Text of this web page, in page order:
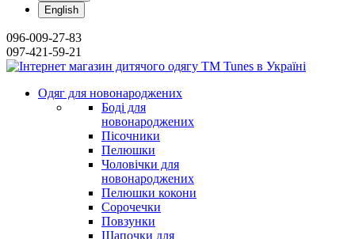
English
096-009-27-83
097-421-59-21
Одяг для новонароджених
Боді для
новонароджених
Пісочники
Пелюшки
Чоловічки для
новонароджених
Пелюшки кокони
Сорочечки
Повзунки
Шапочки для